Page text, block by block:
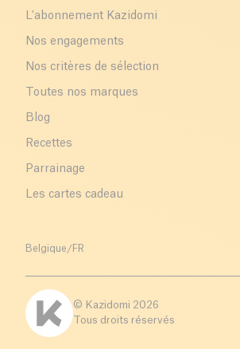
L'abonnement Kazidomi
Nos engagements
Nos critères de sélection
Toutes nos marques
Blog
Recettes
Parrainage
Les cartes cadeau
Belgique/ FR
© Kazidomi 2026
Tous droits réservés